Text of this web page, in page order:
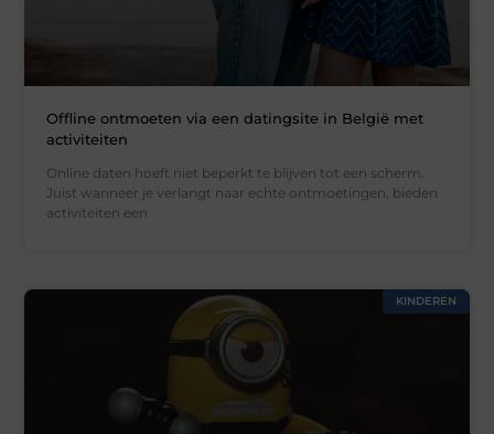
Offline ontmoeten via een datingsite in België met
activiteiten
Online daten hoeft niet beperkt te blijven tot een scherm.
Juist wanneer je verlangt naar echte ontmoetingen, bieden
activiteiten een
KINDEREN